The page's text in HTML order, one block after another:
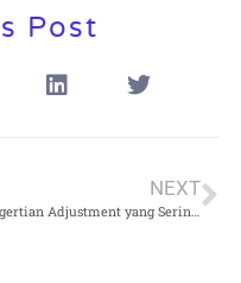
Post
NEXT